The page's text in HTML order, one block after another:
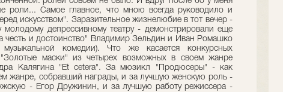
роли... Самое главное, что мною всегда руководило и
искусством". Заразительное жизнелюбие в тот вечер -
депрессивному театру - демонстрировали еще
честь и достоинство" Владимир Зельдин и Иван Ромашко
музыкальной комедии). Что же касается конкурсных
маски" из четырех возможных в своем жанре
Калягина "Et cetera". За мюзикл "Продюсеры" - как
жанре, собравший награды, и за лучшую женскую роль -
- Егор Дружинин, и за лучшую работу режиссера -